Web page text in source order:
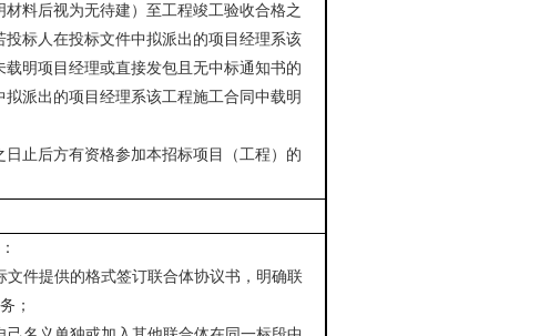
料后视为无待建）至工程竣工验收合格之
投标人在投标文件中拟派出的项目经理系该
明项目经理或直接发包且无中标通知书的
派出的项目经理系该工程施工合同中载明
止后方有资格参加本招标项目（工程）的
文件提供的格式签订联合体协议书，明确联
；